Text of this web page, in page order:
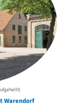
Warendorf